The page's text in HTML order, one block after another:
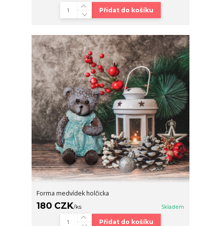
Přidat do košíku
Forma medvídek holčicka
180 CZK/ks Skladem
Přidat do košíku